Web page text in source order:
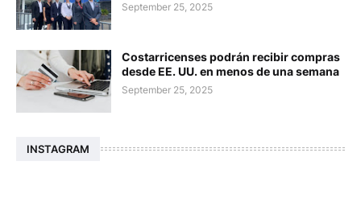
September 25, 2025
Costarricenses podrán recibir compras
desde EE. UU. en menos de una semana
September 25, 2025
INSTAGRAM